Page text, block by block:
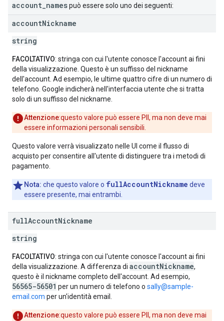
account_namespuò essere solo uno dei seguenti:
accountNickname
string
FACOLTATIVO: stringa con cui l'utente conosce l'account ai fini
della visualizzazione. Questo è un suffisso del nickname
dell'account. Ad esempio, le ultime quattro cifre di un numero di
telefono. Google indicherà nell'interfaccia utente che si tratta
solo di un suffisso del nickname.
Attenzione:questo valore può essere PII, ma non deve mai
essere informazioni personali sensibili.
Questo valore verrà visualizzato nelle UI come il flusso di
acquisto per consentire all'utente di distinguere tra i metodi di
pagamento.
Nota: che questo valore o fullAccountNickname deve
essere presente, mai entrambi.
fullAccountNickname
string
FACOLTATIVO: stringa con cui l'utente conosce l'account ai fini
della visualizzazione. A differenza di accountNickname,
questo è il nickname completo dell'account. Ad esempio,
56565-56501 per un numero di telefono o sally@sample-
email.com per un'identità email.
Attenzione:questo valore può essere PII, ma non deve mai